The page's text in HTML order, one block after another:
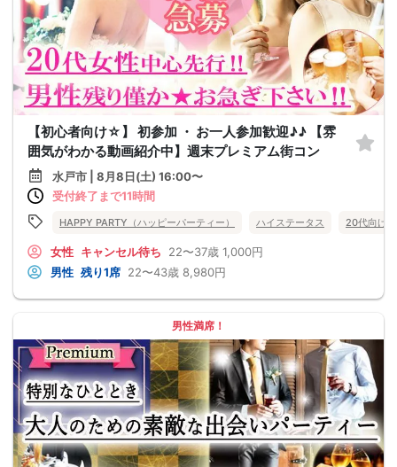
【初心者向け☆】 初参加 ・ お一人参加歓迎♪♪ 【雰
囲気がわかる動画紹介中】週末プレミアム街コン
水戸市 | 8月8日(土) 16:00〜
受付終了まで11時間
HAPPY PARTY（ハッピーパーティー） ハイステータス 20代向け
女性 キャンセル待ち 22〜37歳 1,000円
男性 残り1席 22〜43歳 8,980円
男性満席！